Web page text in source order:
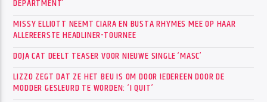
DEPARTMENT’
MISSY ELLIOTT NEEMT CIARA EN BUSTA RHYMES MEE OP HAAR
ALLEREERSTE HEADLINER-TOURNEE
DOJA CAT DEELT TEASER VOOR NIEUWE SINGLE ‘MASC’
LIZZO ZEGT DAT ZE HET BEU IS OM DOOR IEDEREEN DOOR DE
MODDER GESLEURD TE WORDEN: ‘I QUIT’